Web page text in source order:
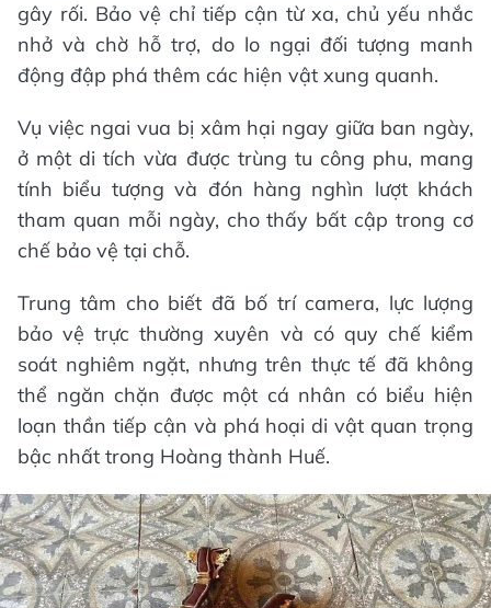
gây rối. Bảo vệ chỉ tiếp cận từ xa, chủ yếu nhắc
nhở và chờ hỗ trợ, do lo ngại đối tượng manh
động đập phá thêm các hiện vật xung quanh.
Vụ việc ngai vua bị xâm hại ngay giữa ban ngày,
ở một di tích vừa được trùng tu công phu, mang
tính biểu tượng và đón hàng nghìn lượt khách
tham quan mỗi ngày, cho thấy bất cập trong cơ
chế bảo vệ tại chỗ.
Trung tâm cho biết đã bố trí camera, lực lượng
bảo vệ trực thường xuyên và có quy chế kiểm
soát nghiêm ngặt, nhưng trên thực tế đã không
thể ngăn chặn được một cá nhân có biểu hiện
loạn thần tiếp cận và phá hoại di vật quan trọng
bậc nhất trong Hoàng thành Huế.